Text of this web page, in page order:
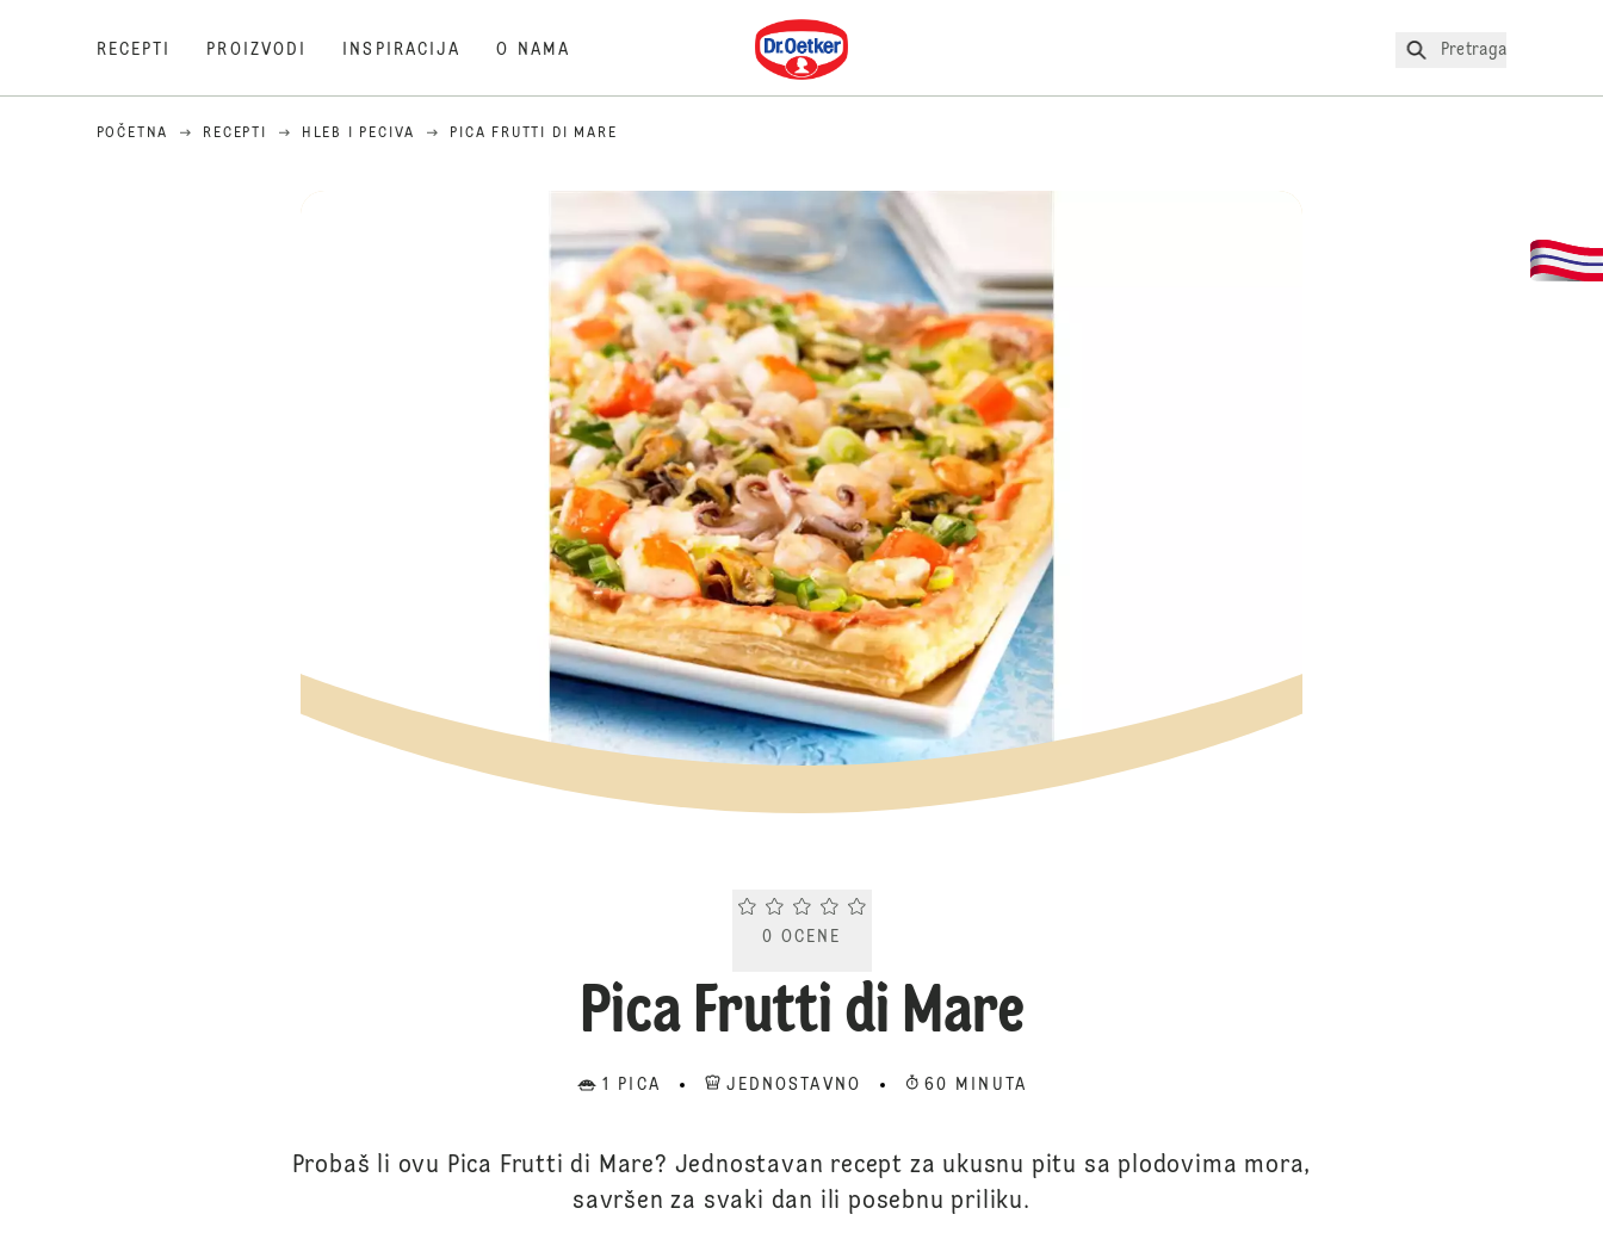
RECEPTI PROIZVODI INSPIRACIJA O NAMA
Dr. Oetker
Pretraga
POČETNA RECEPTI HLEB I PECIVA PICA FRUTTI DI MARE
Current rating 0.0. Click to rate.
0 OCENE
Pica Frutti di Mare
1 PICA JEDNOSTAVNO 60 MINUTA
Probaš li ovu Pica Frutti di Mare? Jednostavan recept za ukusnu pitu sa plodovima mora,
savršen za svaki dan ili posebnu priliku.